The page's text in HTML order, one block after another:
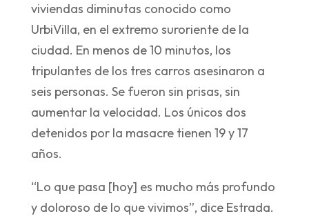
viviendas diminutas conocido como
UrbiVilla, en el extremo suroriente de la
ciudad. En menos de 10 minutos, los
tripulantes de los tres carros asesinaron a
seis personas. Se fueron sin prisas, sin
aumentar la velocidad. Los únicos dos
detenidos por la masacre tienen 19 y 17
años.
“Lo que pasa [hoy] es mucho más profundo
y doloroso de lo que vivimos”, dice Estrada.